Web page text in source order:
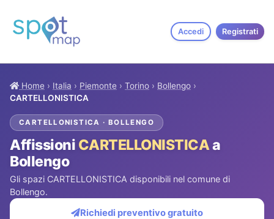
Accedi Registrati
Home › Italia › Piemonte › Torino › Bollengo ›
CARTELLONISTICA
CARTELLONISTICA · BOLLENGO
Affissioni CARTELLONISTICAa
Bollengo
Gli spazi CARTELLONISTICA disponibili nel comune di
Bollengo.
Richiedi preventivo gratuito